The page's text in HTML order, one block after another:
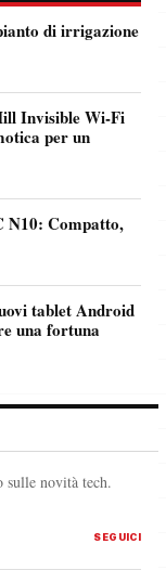
di irrigazione
Invisible Wi-Fi
per un
N10: Compatto,
tablet Android
una fortuna
sulle novità tech.
SEGUICI